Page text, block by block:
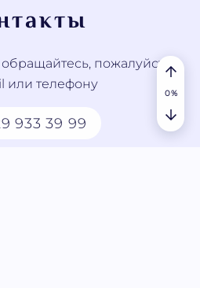
пожалуйста,
или телефону
933 39 99
0%